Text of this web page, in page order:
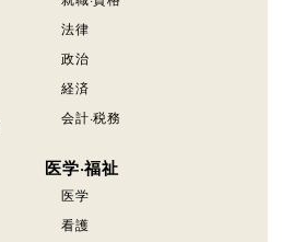
法律
政治
経済
会計·税務
医学·福祉
医学
看護